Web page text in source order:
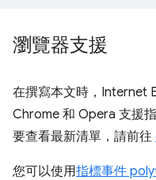
瀏覽器支援
在撰寫本文時，Internet
Chrome 和 Opera 支援
要查看最新清單，請前往
您可以使用指標事件